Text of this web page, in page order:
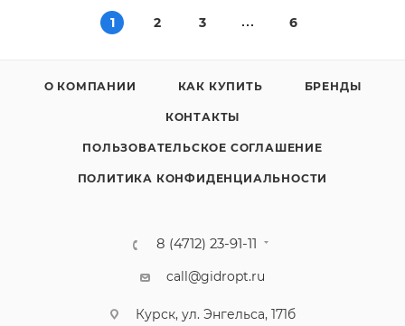
1 2 3 6
О КОМПАНИИ КАК КУПИТЬ БРЕНДЫ
КОНТАКТЫ
ПОЛЬЗОВАТЕЛЬСКОЕ СОГЛАШЕНИЕ
ПОЛИТИКА КОНФИДЕНЦИАЛЬНОСТИ
8 (4712) 23-91-11
call@gidropt.ru
Курск, ул. Энгельса, 171б